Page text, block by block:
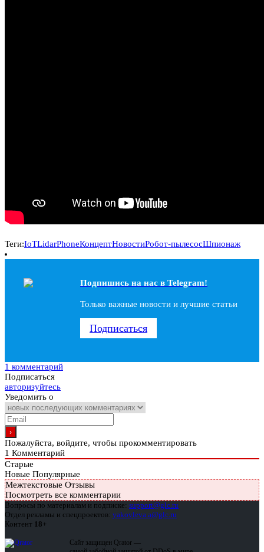
Теги:IoTLidarPhoneКонцептНовостиРобот-пылесосШпионаж
Подпишись на наc в Telegram!
Только важные новости и лучшие статьи
Подписаться
1 комментарий
Подписаться
авторизуйтесь
Уведомить о
Пожалуйста, войдите, чтобы прокомментировать
1 Комментарий
Старые
Новые Популярные
Межтекстовые Отзывы
Посмотреть все комментарии
Вопросы по материалам и подписке: support@glc.ru
Отдел рекламы и спецпроектов: yakovleva.a@glc.ru
Контент 18+
Сайт защищен Qrator —